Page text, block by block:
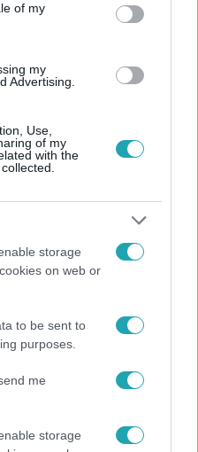
of my
my
Advertising.
Use,
of my
with the
storage
on web or
to be sent to
purposes.
me
storage
KÖZÖTT 8. ÉVAD
FÉRFIEGÉSZSÉG